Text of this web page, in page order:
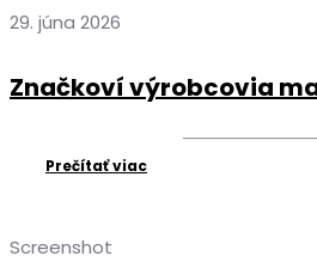
29. júna 2026
Značkoví výrobcovia
Prečítať viac
Screenshot